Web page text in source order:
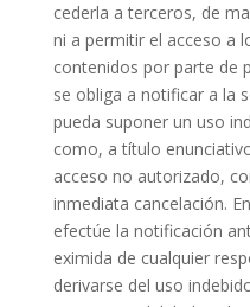
cederla a terceros, de
ni a permitir el acceso a
contenidos por parte de
se obliga a notificar a la
pueda suponer un uso
como, a título
acceso no autorizado,
inmediata cancelación.
efectúe la notificación
eximida de cualquier
derivarse del uso